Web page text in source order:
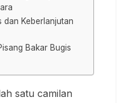
dan Keberlanjutan
Bakar Bugis
satu camilan